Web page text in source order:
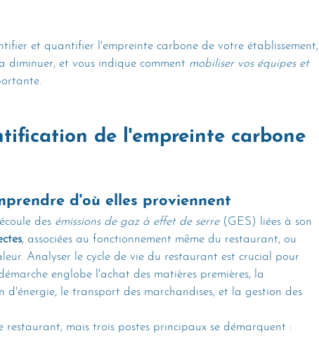
et quantifier l'empreinte carbone de votre établissement,
diminuer, et vous indique comment mobiliser vos équipes et
de l'empreinte carbone
d'où elles proviennent
des émissions de gaz à effet de serre (GES) liées à son
, associées au fonctionnement même du restaurant, ou
Analyser le cycle de vie du restaurant est crucial pour
englobe l'achat des matières premières, la
le transport des marchandises, et la gestion des
restaurant, mais trois postes principaux se démarquent :